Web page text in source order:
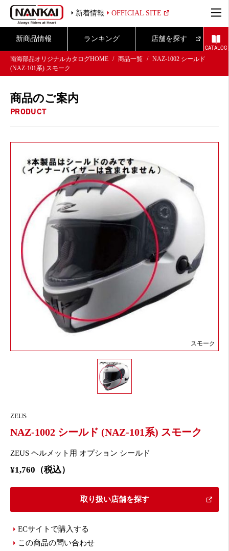
新着情報 OFFICIAL SITE
新商品情報 ランキング 店舗を探す
CATALOG
南海部品オリジナルカタログHOME
商品一覧
NAZ-1002 シールド
(NAZ-101系) スモーク
商品のご案内
PRODUCT
スモーク
ZEUS
NAZ-1002 シールド (NAZ-101系) スモーク
ZEUS ヘルメット用 オプション シールド
¥1,760（税込）
取り扱い店舗を探す
ECサイトで購入する
この商品の問い合わせ